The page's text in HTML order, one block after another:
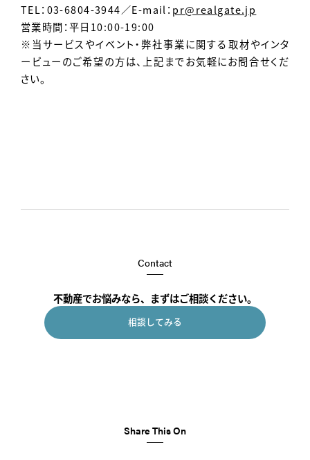
TEL：03-6804-3944／E-mail： pr@realgate.jp
営業時間：平日10:00-19:00
※当サービスやイベント・弊社事業に関する取材やインタ
ービューのご希望の方は、上記までお気軽にお問合せくだ
さい。
Contact
不動産でお悩みなら、まずはご相談ください。
相談してみる
Share This On